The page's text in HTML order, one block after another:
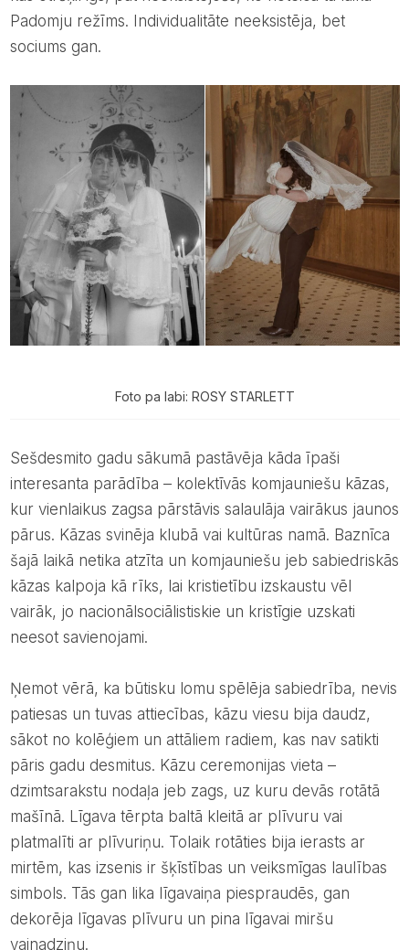
Padomju režīms. Individualitāte neeksistēja, bet
sociums gan.
Foto pa labi: ROSY STARLETT
Sešdesmito gadu sākumā pastāvēja kāda īpaši
interesanta parādība – kolektīvās komjauniešu kāzas,
kur vienlaikus zagsa pārstāvis salaulāja vairākus jaunos
pārus. Kāzas svinēja klubā vai kultūras namā. Baznīca
šajā laikā netika atzīta un komjauniešu jeb sabiedriskās
kāzas kalpoja kā rīks, lai kristietību izskaustu vēl
vairāk, jo nacionālsociālistiskie un kristīgie uzskati
neesot savienojami.
Ņemot vērā, ka būtisku lomu spēlēja sabiedrība, nevis
patiesas un tuvas attiecības, kāzu viesu bija daudz,
sākot no kolēģiem un attāliem radiem, kas nav satikti
pāris gadu desmitus. Kāzu ceremonijas vieta –
dzimtsarakstu nodaļa jeb zags, uz kuru devās rotātā
mašīnā. Līgava tērpta baltā kleitā ar plīvuru vai
platmalīti ar plīvuriņu. Tolaik rotāties bija ierasts ar
mirtēm, kas izsenis ir šķīstības un veiksmīgas laulības
simbols. Tās gan lika līgavaiņa piespraudēs, gan
dekorēja līgavas plīvuru un pina līgavai miršu
vainadziņu.